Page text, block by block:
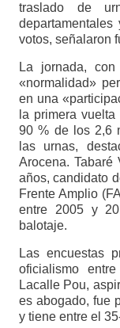
traslado de
votos, señalaron
La jornada,
«normalidad»
en una
la primera
90 % de los 2,6
las urnas,
Arocena.
años, candidato
Frente Amplio
entre 2005 y
balotaje.
Las encuestas
oficialismo
Lacalle Pou,
es abogado, fue
y tiene entre el